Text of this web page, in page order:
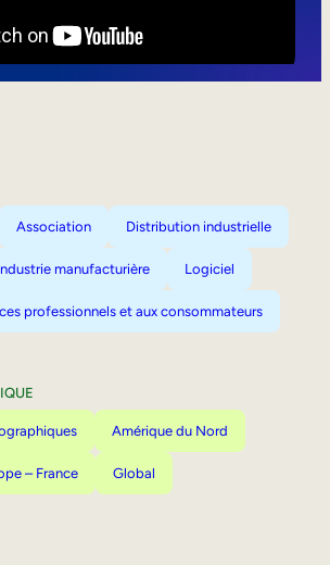
Association Distribution industrielle
manufacturière Logiciel
professionnels et aux consommateurs
Amérique du Nord
– France Global